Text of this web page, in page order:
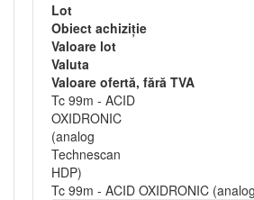
Lot
Obiect achiziție
Valoare lot
Valuta
Valoare ofertă, fără TVA
Tc 99m - ACID
OXIDRONIC
(analog
Technescan
HDP)
Tc 99m - ACID OXIDRONIC